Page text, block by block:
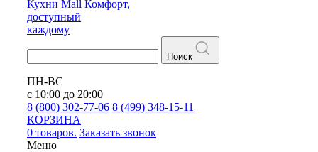
Кухни Mall Комфорт,
доступный
каждому
Поиск
ПН-ВС
с 10:00 до 20:00
8 (800) 302-77-06 8 (499) 348-15-11
КОРЗИНА
0 товаров. Заказать звонок
Меню